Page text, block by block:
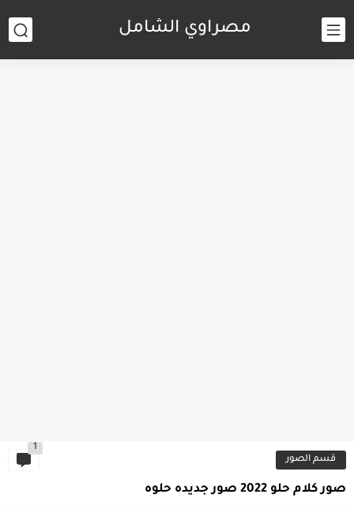
مصراوي الشامل
قسم الصور
1
صور كلام حلو 2022 صور جديده حلوه